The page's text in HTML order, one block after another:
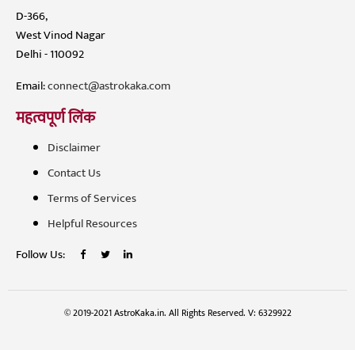
D-366,
West Vinod Nagar
Delhi - 110092
Email:connect@astrokaka.com
महत्वपूर्ण लिंक
Disclaimer
Contact Us
Terms of Services
Helpful Resources
Follow Us:
© 2019-2021 AstroKaka.in. All Rights Reserved. V: 6329922